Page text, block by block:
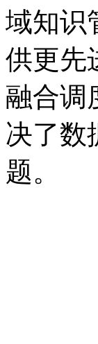
域知识
供更先
融合调
决了数
题。